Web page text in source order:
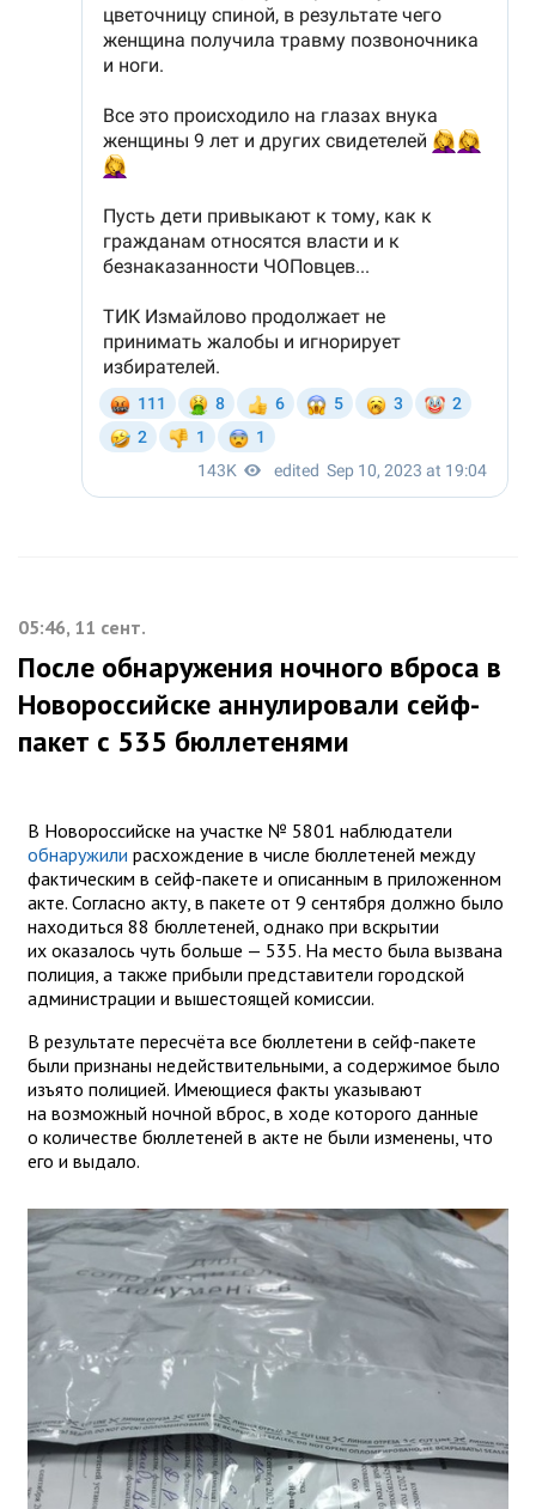
05:46, 11 сент.
После обнаружения ночного вброса в
Новороссийске аннулировали сейф-
пакет с 535 бюллетенями
В Новороссийске на участке № 5801 наблюдатели
обнаружили расхождение в числе бюллетеней между
фактическим в сейф-пакете и описанным в приложенном
акте. Согласно акту, в пакете от 9 сентября должно было
находиться 88 бюллетеней, однако при вскрытии
их оказалось чуть больше — 535. На место была вызвана
полиция, а также прибыли представители городской
администрации и вышестоящей комиссии.
В результате пересчёта все бюллетени в сейф-пакете
были признаны недействительными, а содержимое было
изъято полицией. Имеющиеся факты указывают
на возможный ночной вброс, в ходе которого данные
о количестве бюллетеней в акте не были изменены, что
его и выдало.